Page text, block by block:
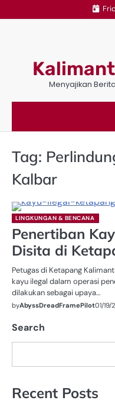
to
Menyajikan
Tag:
Kalbar
LINGKUNGAN & BENCANA
Penertiban
Disita di
Petugas di Ketapang
kayu ilegal dalam operasi
dilakukan sebagai upaya…
byAbyssDreadFramePilot01/19/
Search
Recent Posts